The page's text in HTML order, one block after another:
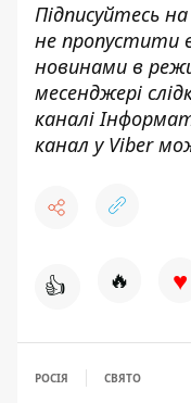
Підписуйтесь
не пропустити
новинами в
месенджері
каналі
канал у Viber
👍 🔥 ♥
РОСІЯ СВЯТО